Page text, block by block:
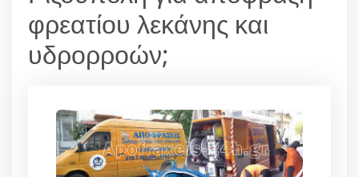
φρεατίου λεκάνης και
υδρορροών;